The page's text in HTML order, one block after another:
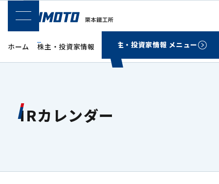
SPメニュー
ホーム 株主・投資家情報 IRイベント IRカレンダー
株主・投資家情報 メニュー
IRカレンダー